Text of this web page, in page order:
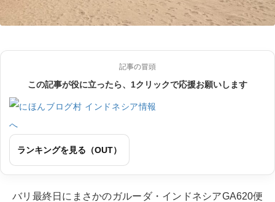
記事の冒頭
この記事が役に立ったら、1クリックで応援お願いします
ランキングを見る（OUT）
バリ最終日にまさかのガルーダ・インドネシアGA620便